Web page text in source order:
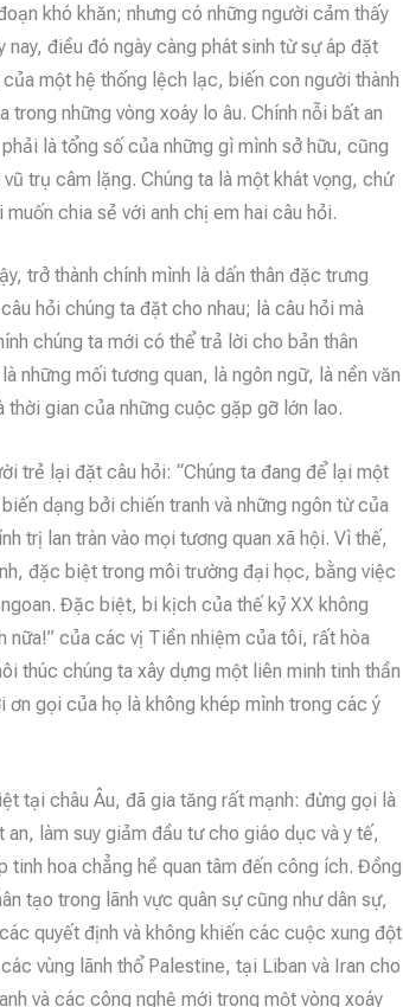
khó khăn; nhưng có những người cảm thấy
điều đó ngày càng phát sinh từ sự áp đặt
một hệ thống lệch lạc, biến con người thành
những vòng xoáy lo âu. Chính nỗi bất an
là tổng số của những gì mình sở hữu, cũng
trụ câm lặng. Chúng ta là một khát vọng, chứ
chia sẻ với anh chị em hai câu hỏi.
trở thành chính mình là dấn thân đặc trưng
hỏi chúng ta đặt cho nhau; là câu hỏi mà
chúng ta mới có thể trả lời cho bản thân
những mối tương quan, là ngôn ngữ, là nền văn
thời gian của những cuộc gặp gỡ lớn lao.
trẻ lại đặt câu hỏi: “Chúng ta đang để lại một
dạng bởi chiến tranh và những ngôn từ của
trị lan tràn vào mọi tương quan xã hội. Vì thế,
đặc biệt trong môi trường đại học, bằng việc
Đặc biệt, bi kịch của thế kỷ XX không
của các vị Tiền nhiệm của tôi, rất hòa
thúc chúng ta xây dựng một liên minh tinh thần
gọi của họ là không khép mình trong các ý
tại châu Âu, đã gia tăng rất mạnh: đừng gọi là
làm suy giảm đầu tư cho giáo dục và y tế,
tinh hoa chẳng hề quan tâm đến công ích. Đồng
tạo trong lãnh vực quân sự cũng như dân sự,
quyết định và không khiến các cuộc xung đột
vùng lãnh thổ Palestine, tại Liban và Iran cho
và các công nghệ mới trong một vòng xoáy